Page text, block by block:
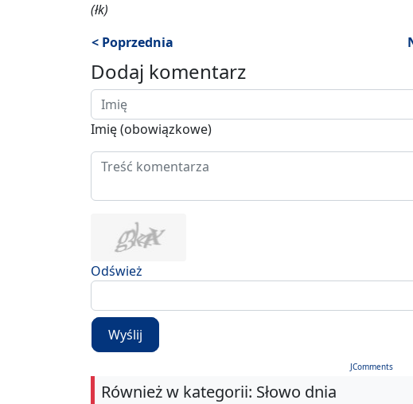
(łk)
< Poprzednia
Dodaj komentarz
Imię (obowiązkowe)
Odśwież
Wyślij
JComments
Również w kategorii: Słowo dnia